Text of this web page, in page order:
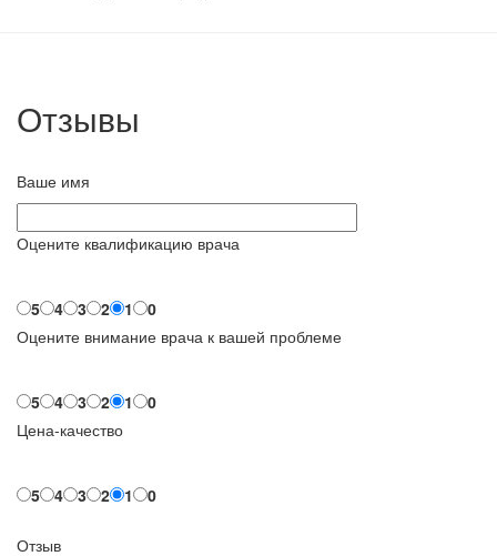
Отзывы
Ваше имя
Оцените квалификацию врача
5 4 3 2 1
0
Оцените внимание врача к вашей проблеме
5 4 3 2 1
0
Цена-качество
5 4 3 2 1 0
Отзыв